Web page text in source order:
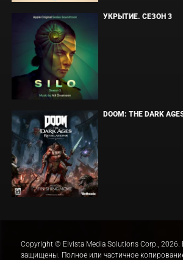
УКРЫТИЕ. СЕЗОН 3
DOOM: THE DARK
Copyright © Elvista Media Solutions Corp., 2026.
защищены. Полное или частичное